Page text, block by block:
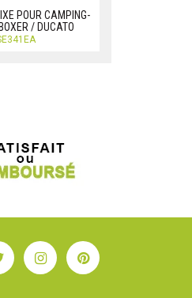
POUR CAMPING-
/ DUCATO
TwitterInstagramPinterest